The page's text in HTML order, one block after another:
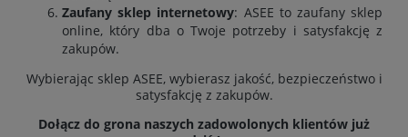
Zaufany sklep internetowy: ASEE to zaufany sklep
online, który dba o Twoje potrzeby i satysfakcję z
zakupów.
Wybierając sklep ASEE, wybierasz jakość, bezpieczeństwo i
satysfakcję z zakupów.
Dołącz do grona naszych zadowolonych klientów już